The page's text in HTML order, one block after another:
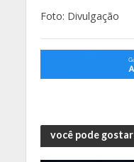
Foto: Divulgação
você pode gostar